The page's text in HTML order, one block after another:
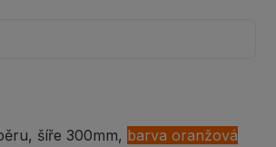
šíře 300mm, barva oranžová